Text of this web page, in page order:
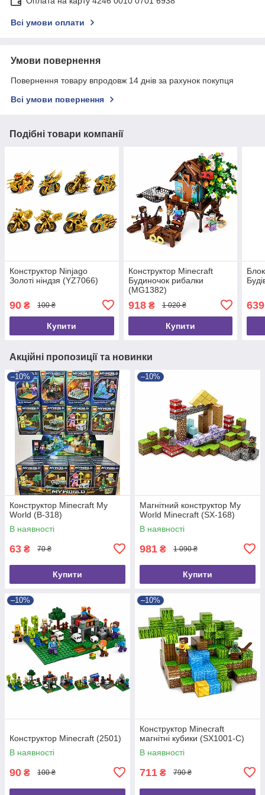
Всі умови оплати
Умови повернення
Повернення товару впродовж 14 днів за рахунок покупця
Всі умови повернення
Подібні товари компанії
Конструктор Ninjago
Золоті ніндзя (YZ7066)
90 ₴ 100 ₴
Купити
Конструктор Minecraft
Будиночок рибалки
(MG1382)
918₴ 1 020 ₴
Купити
639
Акційні пропозиції та новинки
–10%
Конструктор Minecraft My
World (B-318)
В наявності
63 ₴ 70 ₴
Купити
–10%
Магнітний конструктор My
World Minecraft (SX-168)
В наявності
981 ₴ 1 090 ₴
Купити
–10%
Конструктор Minecraft (2501)
В наявності
90 ₴ 100 ₴
–10%
Конструктор Minecraft
магнітні кубики (SX1001-C)
В наявності
711 ₴ 790 ₴